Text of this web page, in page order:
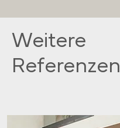
Weitere
Referenzen